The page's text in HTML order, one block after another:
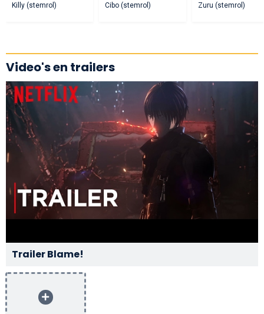
Killy (stemrol) Cibo (stemrol) Zuru (stemrol)
Video's en trailers
Trailer Blame!